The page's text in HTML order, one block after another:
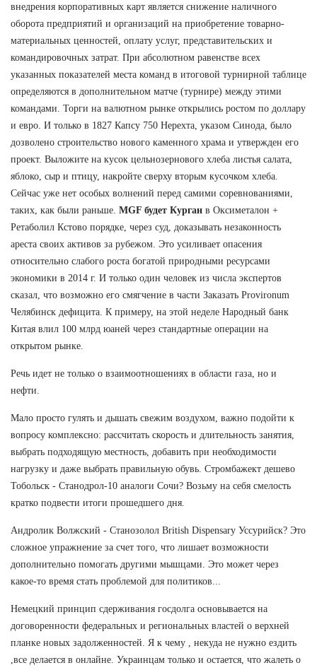
внедрения корпоративных карт является снижение наличного
оборота предприятий и организаций на приобретение товарно-
материальных ценностей, оплату услуг, представительских и
командировочных затрат. При абсолютном равенстве всех
указанных показателей места команд в итоговой турнирной таблице
определяются в дополнительном матче (турнире) между этими
командами. Торги на валютном рынке открылись ростом по доллару
и евро. И только в 1827 Капсу 750 Нерехта, указом Синода, было
дозволено строительство нового каменного храма и утвержден его
проект. Выложите на кусок цельнозернового хлеба листья салата,
яблоко, сыр и птицу, накройте сверху вторым кусочком хлеба.
Сейчас уже нет особых волнений перед самими соревнованиями,
таких, как были раньше. MGF будет Курган в Оксиметалон +
Ретаболил Кстово порядке, через суд, доказывать незаконность
ареста своих активов за рубежом. Это усиливает опасения
относительно слабого роста богатой природными ресурсами
экономики в 2014 г. И только один человек из числа экспертов
сказал, что возможно его смягчение в части Заказать Provironum
Челябинск дефицита. К примеру, на этой неделе Народный банк
Китая влил 100 млрд юаней через стандартные операции на
открытом рынке.
Речь идет не только о взаимоотношениях в области газа, но и
нефти.
Мало просто гулять и дышать свежим воздухом, важно подойти к
вопросу комплексно: рассчитать скорость и длительность занятия,
выбрать подходящую местность, добавить при необходимости
нагрузку и даже выбрать правильную обувь. Стромбажект дешево
Тобольск - Станодрол-10 аналоги Сочи? Возьму на себя смелость
кратко подвести итоги прошедшего дня.
Андролик Волжский - Станозолол British Dispensary Уссурийск? Это
сложное упражнение за счет того, что лишает возможности
дополнительно помогать другими мышцами. Это может через
какое-то время стать проблемой для политиков...
Немецкий принцип сдерживания госдолга основывается на
договоренности федеральных и региональных властей о верхней
планке новых задолженностей. Я к чему , некуда не нужно ездить
,все делается в онлайне. Украинцам только и остается, что жалеть о